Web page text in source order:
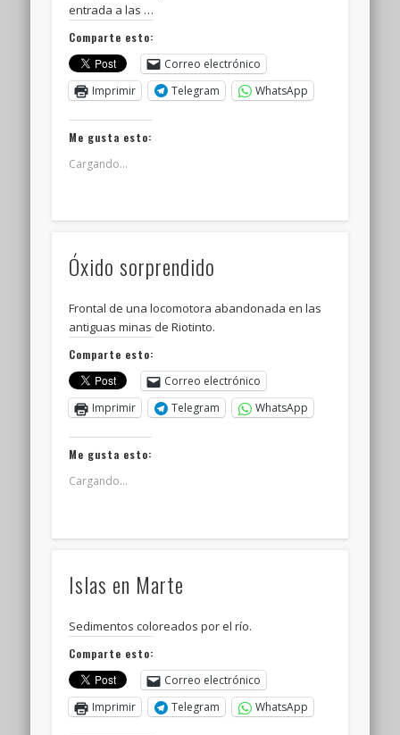
entrada a las …
Comparte esto:
Correo electrónico
Imprimir
Telegram WhatsApp
Me gusta esto:
Cargando...
Óxido sorprendido
Frontal de una locomotora abandonada en las
antiguas minas de Riotinto.
Comparte esto:
Correo electrónico
Imprimir
Telegram WhatsApp
Me gusta esto:
Cargando...
Islas en Marte
Sedimentos coloreados por el río.
Comparte esto:
Correo electrónico
Imprimir
Telegram WhatsApp